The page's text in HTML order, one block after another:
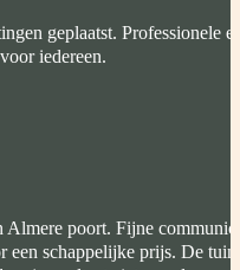
geplaatst. Professionele
iedereen.
poort. Fijne
een schappelijke prijs. De